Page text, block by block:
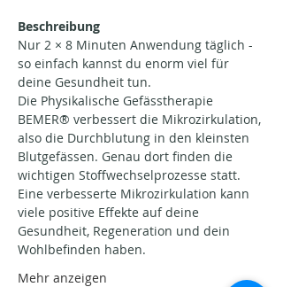
Beschreibung
Nur 2 × 8 Minuten Anwendung täglich -
so einfach kannst du enorm viel für
deine Gesundheit tun.
Die Physikalische Gefässtherapie
BEMER® verbessert die Mikrozirkulation,
also die Durchblutung in den kleinsten
Blutgefässen. Genau dort finden die
wichtigen Stoffwechselprozesse statt.
Eine verbesserte Mikrozirkulation kann
viele positive Effekte auf deine
Gesundheit, Regeneration und dein
Wohlbefinden haben.
Mehr anzeigen